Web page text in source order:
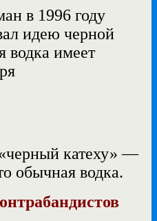
в 1996 году
идею черной
водка имеет
катеху» —
обычная водка.